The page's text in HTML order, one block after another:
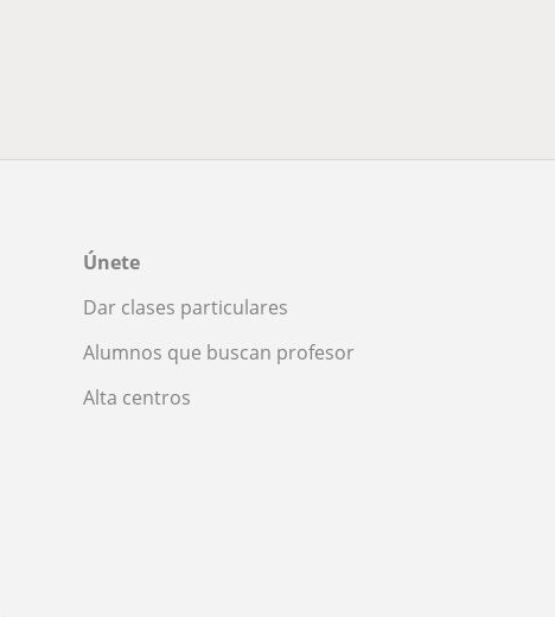
Únete
Dar clases particulares
Alumnos que buscan profesor
Alta centros